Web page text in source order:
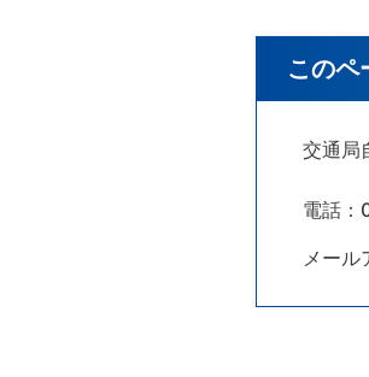
このペ
交通局
電話：
メール